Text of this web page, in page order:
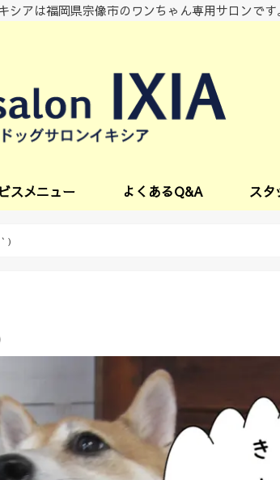
シアは福岡県宗像市のワンちゃん専用サロンで
スメニュー よくあるQ&A スタ
)